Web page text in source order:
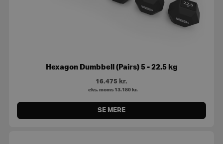
Hexagon Dumbbell (Pairs) 5 - 22.5 kg
16.475 kr.
eks. moms 13.180 kr.
SE MERE